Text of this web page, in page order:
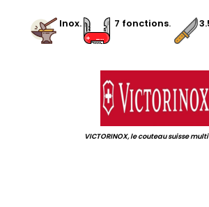
. Inox. 7 fonctions.
VICTORINOX, le couteau suisse